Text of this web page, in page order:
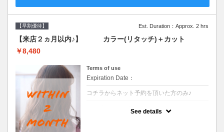
【早割優待】 Est. Duration：Approx. 2 hrs
【来店２ヵ月以内♪】 カラー(リタッチ)＋カット
￥8,480
Terms of use
Expiration Date：
コチラからネット予約を頂いた方のみ♪
See details